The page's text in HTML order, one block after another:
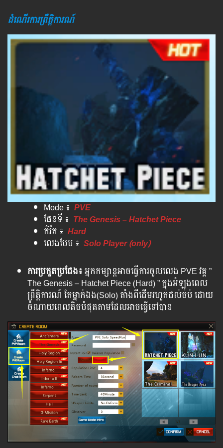
ដំណើរការព្រឹត្តិការណ៍
Mode ៖ PVE
ផែន​ទី​ ៖ The Genesis – Hatchet Piece
កំរឹត​ ៖ Hard
លេង​បែប​ ៖ Solo Player (only)
ការប្រកួតប្រជែង៖អ្នកកម្សាន្តអាចធ្វើការចូលលេង PVE វគ្គ​ ”
The Genesis – Hatchet Piece (Hard) ” ក្នុងអំឡុងពេល
ព្រឹត្តិការណ៍ តែម្នាក់ឯង(Solo)​ តាំងពីដើមរហូតដល់ចប់ ដោយ​
ចំណាយ​ពេល​តិច​បំផុត​តាម​ដែល​អាច​ធ្វើ​ទៅ​បាន​